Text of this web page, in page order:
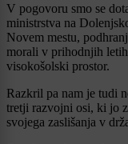
V pogovoru smo se
ministrstva na
Novem mestu,
morali v prihodnjih
visokošolski prostor.
Razkril pa nam je tudi
tretji razvojni osi, ki jo
svojega zaslišanja v